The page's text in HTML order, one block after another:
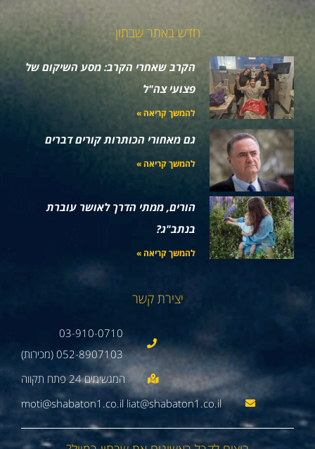
חדש באתר שבתון
הקרב שאחרי הקרב: מסע השיקום של
פצועי צה"ל
להמשך קריאה »
גם מאחורי הכותרות קורים דברים
להמשך קריאה »
הורים, ממתי הדרך לאושר עוברת
בנתב"ג?
להמשך קריאה »
יצירת קשר
03-910-0710
052-8907103 (מכירות)
moti@shabaton1.co.il liat@shabaton1.co.il